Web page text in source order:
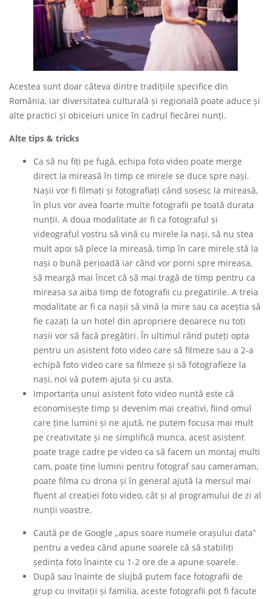
Acestea sunt doar câteva dintre tradițiile specifice din
România, iar diversitatea culturală și regională poate aduce și
alte practici și obiceiuri unice în cadrul fiecărei nunți.
Alte tips & tricks
Ca să nu fiți pe fugă, echipa foto video poate merge
direct la mireasă în timp ce mirele se duce spre nași.
Nașii vor fi filmați și fotografiați când sosesc la mireasă,
în plus vor avea foarte multe fotografii pe toată durata
nunții. A doua modalitate ar fi ca fotograful și
videograful vostru să vină cu mirele la nași, să nu stea
mult apoi să plece la mireasă, timp în care mirele stă la
nași o bună perioadă iar când vor porni spre mireasa,
să meargă mai încet că să mai tragă de timp pentru ca
mireasa sa aiba timp de fotografii cu pregatirile. A treia
modalitate ar fi ca nașii să vină la mire sau ca aceștia să
fie cazați la un hotel din apropriere deoarece nu toți
nașii vor să facă pregătiri. În ultimul rând puteți opta
pentru un asistent foto video care să filmeze sau a 2-a
echipă foto video care sa filmeze și să fotografieze la
nași, noi vă putem ajuta și cu asta.
Importanța unui asistent foto video nuntă este că
economisește timp și devenim mai creativi, fiind omul
care ține lumini și ne ajută, ne putem focusa mai mult
pe creativitate și ne simplifică munca, acest asistent
poate trage cadre pe video ca să facem un montaj multi
cam, poate ține lumini pentru fotograf sau cameraman,
poate filma cu drona și în general ajută la mersul mai
fluent al creației foto video, cât și al programului de zi al
nunții voastre.
Caută pe de Google „apus soare numele orașului data”
pentru a vedea când apune soarele că să stabiliți
ședința foto înainte cu 1-2 ore de a apune soarele.
După sau înainte de slujbă putem face fotografii de
grup cu invitații și familia, aceste fotografii pot fi facute